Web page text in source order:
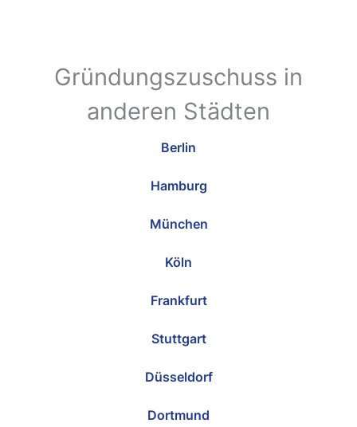
Gründungszuschuss in
anderen Städten
Berlin
Hamburg
München
Köln
Frankfurt
Stuttgart
Düsseldorf
Dortmund